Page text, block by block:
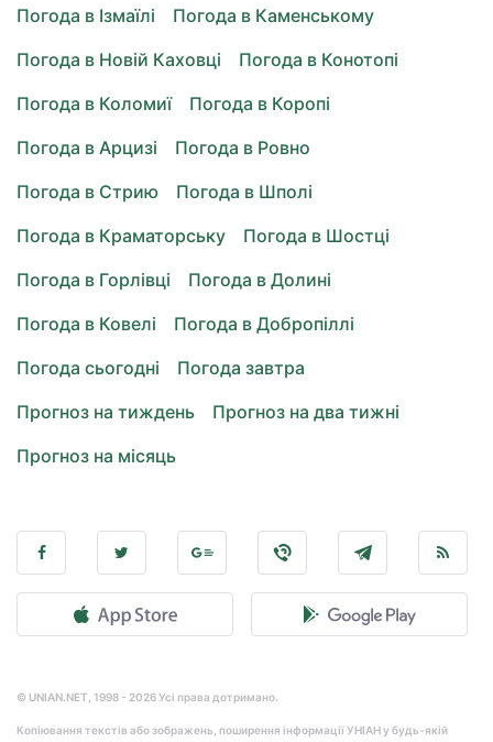
Погода в Ізмаїлі
Погода в Каменському
Погода в Новій Каховці
Погода в Конотопі
Погода в Коломиї
Погода в Коропі
Погода в Арцизі
Погода в Ровно
Погода в Стрию
Погода в Шполі
Погода в Краматорську
Погода в Шостці
Погода в Горлівці
Погода в Долині
Погода в Ковелі
Погода в Добропіллі
Погода сьогодні
Погода завтра
Прогноз на тиждень
Прогноз на два тижні
Прогноз на місяць
© UNIAN.NET, 1998 - 2026 Усі права дотримано.
Копіювання текстів або зображень, поширення інформації УНІАН у будь-якій